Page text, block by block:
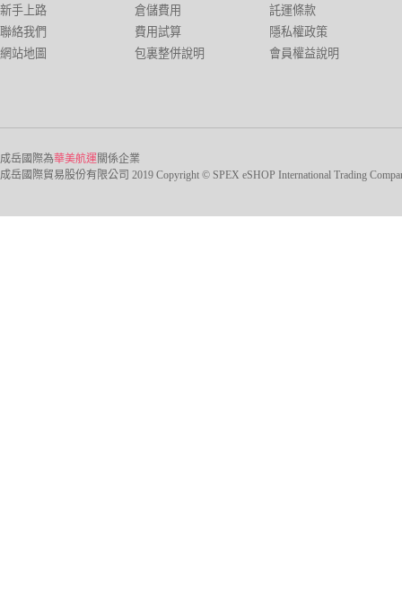
新手上路
聯絡我們
網站地圖
倉儲費用
費用試算
包裏整併說明
託運條款
隱私權政策
會員權益說明
成岳國際為華美航運關係企業
成岳國際貿易股份有限公司 2019 Copyright © SPEX eSHOP International Trading